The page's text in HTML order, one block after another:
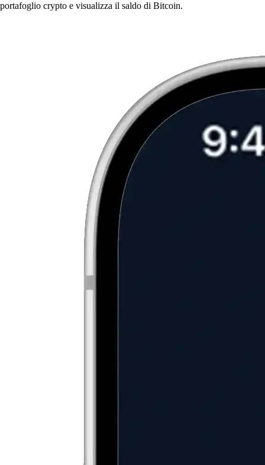
portafoglio crypto e visualizza il saldo di Bitcoin.